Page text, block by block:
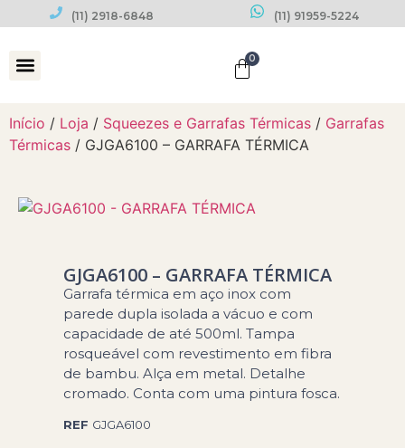
(11) 2918-6848 (11) 91959-5224
0
Início / Loja / Squeezes e Garrafas Térmicas / Garrafas
Térmicas / GJGA6100 – GARRAFA TÉRMICA
GJGA6100 – GARRAFA TÉRMICA
Garrafa térmica em aço inox com
parede dupla isolada a vácuo e com
capacidade de até 500ml. Tampa
rosqueável com revestimento em fibra
de bambu. Alça em metal. Detalhe
cromado. Conta com uma pintura fosca.
REF GJGA6100